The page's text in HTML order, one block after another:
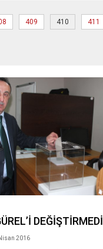
409 410 411
DEĞİŞTİRMEDİ
2016